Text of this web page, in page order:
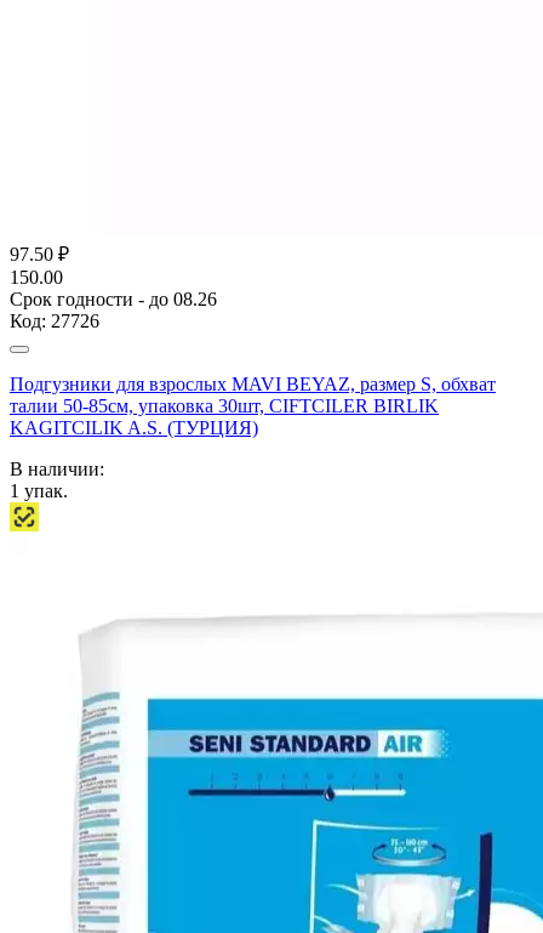
97.50 ₽
150.00
Срок годности - до 08.26
Код: 27726
Подгузники для взрослых MAVI BEYAZ, размер S, обхват
талии 50-85см, упаковка 30шт, CIFTCILER BIRLIK
KAGITCILIK A.S. (ТУРЦИЯ)
В наличии:
1 упак.